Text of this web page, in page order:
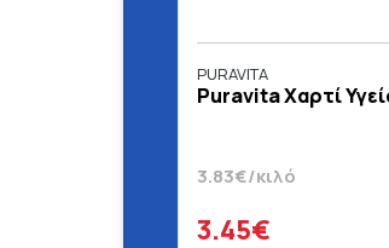
PURAVITA
Puravita Χαρτί
3.83€/κιλό
3.45€